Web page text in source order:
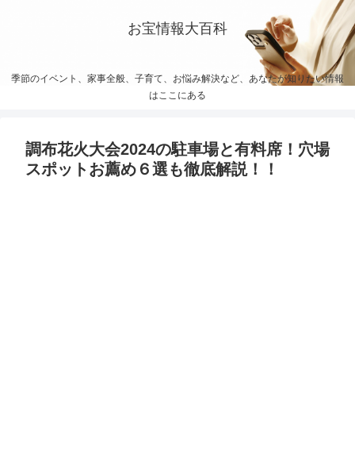
お宝情報大百科
季節のイベント、家事全般、子育て、お悩み解決など、あなたが知りたい情報
はここにある
調布花火大会2024の駐車場と有料席！穴場
スポットお薦め６選も徹底解説！！